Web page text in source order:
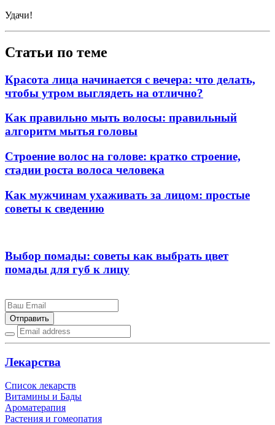
Удачи!
Статьи по теме
Красота лица начинается с вечера: что делать,
чтобы утром выглядеть на отлично?
Как правильно мыть волосы: правильный
алгоритм мытья головы
Строение волос на голове: кратко строение,
стадии роста волоса человека
Как мужчинам ухаживать за лицом: простые
советы к сведению
Выбор помады: советы как выбрать цвет
помады для губ к лицу
Отправить
Лекарства
Список лекарств
Витамины и Бады
Ароматерапия
Растения и гомеопатия